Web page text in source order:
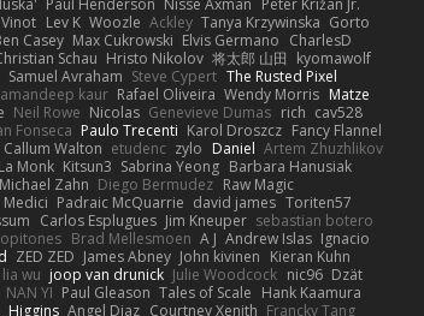
Paul Henderson Nisse Axman Peter Križan Jr.
Lev K Woozle Ackley Tanya Krzywinska Gorto
Casey Max Cukrowski Elvis Germano CharlesD
Schau Hristo Nikolov 将太郎 山田 kyomawolf
Samuel Avraham Steve Cypert The Rusted Pixel
kaur Rafael Oliveira Wendy Morris Matze
Neil Rowe Nicolas Genevieve Dumas rich cav528
Fonseca Paulo Trecenti Karol Droszcz Fancy Flannel
Callum Walton etudenc zylo Daniel Artem Zhuzhlikov
La Monk Kitsun3 Sabrina Yeong Barbara Hanusiak
Michael Zahn Diego Bermudez Raw Magic
Padraic McQuarrie david james Toriten57
Carlos Esplugues Jim Kneuper sebastian botero
Brad Mellesmoen A J Andrew Islas Ignacio
ZED ZED James Abney John kivinen Kieran Kuhn
lia wu joop van drunick Julie Woodcock nic96 Dzät
NAN YI Paul Gleason Tales of Scale Hank Kaamura
Higgins Angel Diaz Courtney Xenith Francky Tang